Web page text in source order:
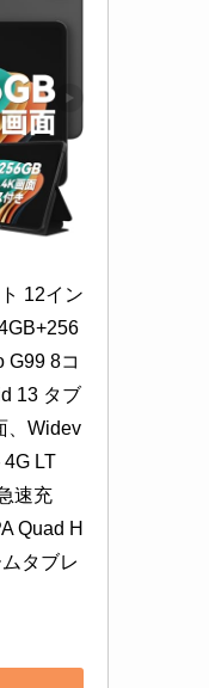
12イン
G99 8コ
13 タブ
、Widev
LT
速充
Quad H
タブレ